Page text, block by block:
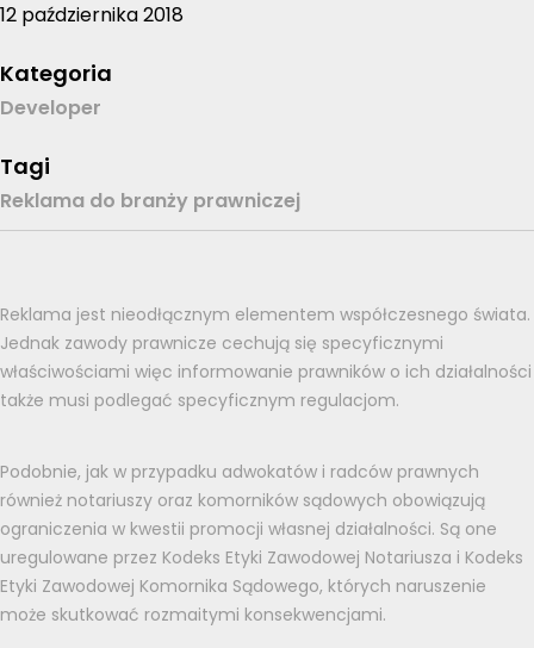
12 października 2018
Kategoria
Developer
Tagi
Reklama do branży prawniczej
Reklama jest nieodłącznym elementem współczesnego świata.
Jednak zawody prawnicze cechują się specyficznymi
właściwościami więc informowanie prawników o ich działalności
także musi podlegać specyficznym regulacjom.
Podobnie, jak w przypadku adwokatów i radców prawnych
również notariuszy oraz komorników sądowych obowiązują
ograniczenia w kwestii promocji własnej działalności. Są one
uregulowane przez Kodeks Etyki Zawodowej Notariusza i Kodeks
Etyki Zawodowej Komornika Sądowego, których naruszenie
może skutkować rozmaitymi konsekwencjami.